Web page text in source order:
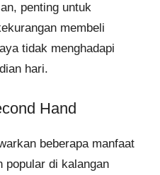
penting untuk
membeli
tidak menghadapi
hari.
Hand
beberapa manfaat
popular di kalangan